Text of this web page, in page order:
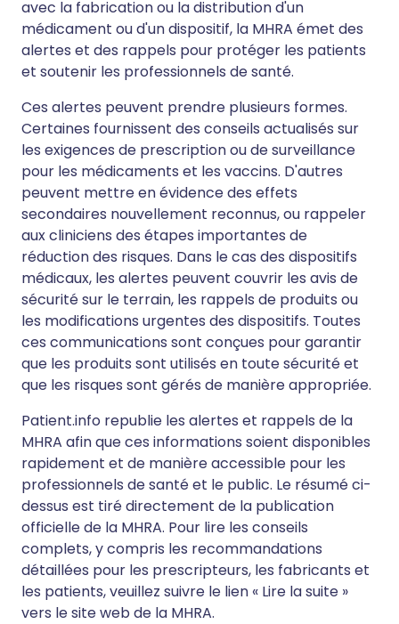
avec la fabrication ou la distribution d'un
médicament ou d'un dispositif, la MHRA émet des
alertes et des rappels pour protéger les patients
et soutenir les professionnels de santé.
Ces alertes peuvent prendre plusieurs formes.
Certaines fournissent des conseils actualisés sur
les exigences de prescription ou de surveillance
pour les médicaments et les vaccins. D'autres
peuvent mettre en évidence des effets
secondaires nouvellement reconnus, ou rappeler
aux cliniciens des étapes importantes de
réduction des risques. Dans le cas des dispositifs
médicaux, les alertes peuvent couvrir les avis de
sécurité sur le terrain, les rappels de produits ou
les modifications urgentes des dispositifs. Toutes
ces communications sont conçues pour garantir
que les produits sont utilisés en toute sécurité et
que les risques sont gérés de manière appropriée.
Patient.info republie les alertes et rappels de la
MHRA afin que ces informations soient disponibles
rapidement et de manière accessible pour les
professionnels de santé et le public. Le résumé ci-
dessus est tiré directement de la publication
officielle de la MHRA. Pour lire les conseils
complets, y compris les recommandations
détaillées pour les prescripteurs, les fabricants et
les patients, veuillez suivre le lien « Lire la suite »
vers le site web de la MHRA.